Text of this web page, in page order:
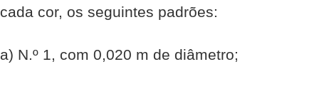
cada cor, os seguintes padrões:
a) N.º 1, com 0,020 m de diâmetro;